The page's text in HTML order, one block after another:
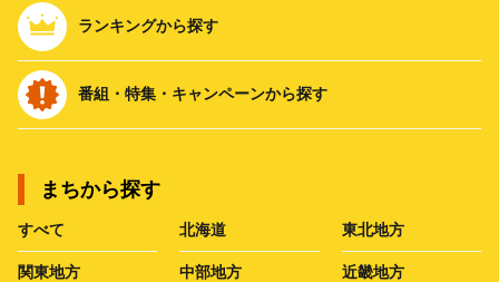
ランキングから探す
番組・特集・キャンペーンから探す
まちから探す
すべて 北海道 東北地方
関東地方 中部地方 近畿地方